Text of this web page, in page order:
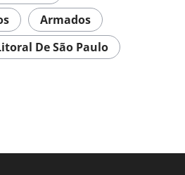
Armados
De São Paulo